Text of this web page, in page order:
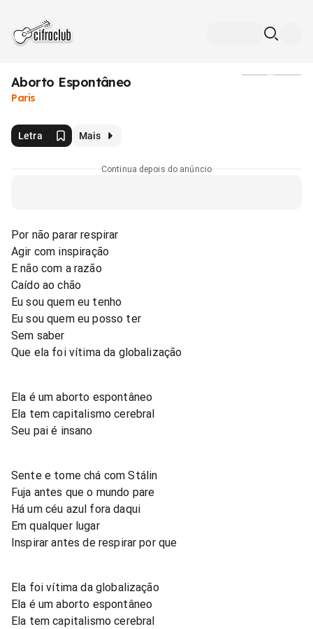
Aborto Espontâneo
Paris
Letra Mais
Continua depois do anúncio
Por não parar respirar
Agir com inspiração
E não com a razão
Caído ao chão
Eu sou quem eu tenho
Eu sou quem eu posso ter
Sem saber
Que ela foi vítima da globalização
Ela é um aborto espontâneo
Ela tem capitalismo cerebral
Seu pai é insano
Sente e tome chá com Stálin
Fuja antes que o mundo pare
Há um céu azul fora daqui
Em qualquer lugar
Inspirar antes de respirar por que
Ela foi vítima da globalização
Ela é um aborto espontâneo
Ela tem capitalismo cerebral